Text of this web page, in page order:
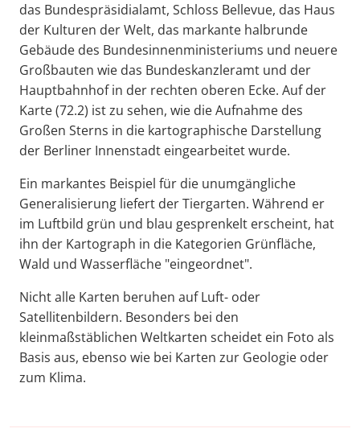
das Bundespräsidialamt, Schloss Bellevue, das Haus
der Kulturen der Welt, das markante halbrunde
Gebäude des Bundesinnenministeriums und neuere
Großbauten wie das Bundeskanzleramt und der
Hauptbahnhof in der rechten oberen Ecke. Auf der
Karte (72.2) ist zu sehen, wie die Aufnahme des
Großen Sterns in die kartographische Darstellung
der Berliner Innenstadt eingearbeitet wurde.
Ein markantes Beispiel für die unumgängliche
Generalisierung liefert der Tiergarten. Während er
im Luftbild grün und blau gesprenkelt erscheint, hat
ihn der Kartograph in die Kategorien Grünfläche,
Wald und Wasserfläche "eingeordnet".
Nicht alle Karten beruhen auf Luft- oder
Satellitenbildern. Besonders bei den
kleinmaßstäblichen Weltkarten scheidet ein Foto als
Basis aus, ebenso wie bei Karten zur Geologie oder
zum Klima.